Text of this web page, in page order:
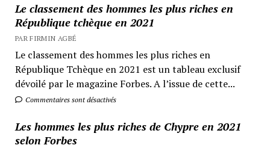
Le classement des hommes les plus riches en
République tchèque en 2021
PAR FIRMIN AGBÉ
Le classement des hommes les plus riches en
République Tchèque en 2021 est un tableau exclusif
dévoilé par le magazine Forbes. A l’issue de cette...
Commentaires sont désactivés
Les hommes les plus riches de Chypre en 2021
selon Forbes